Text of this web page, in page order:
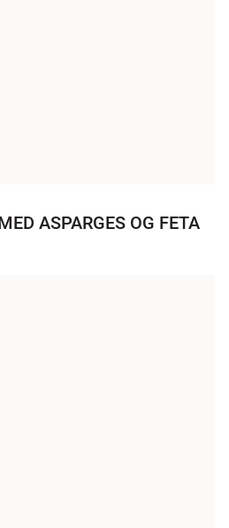
ASPARGES OG FETA